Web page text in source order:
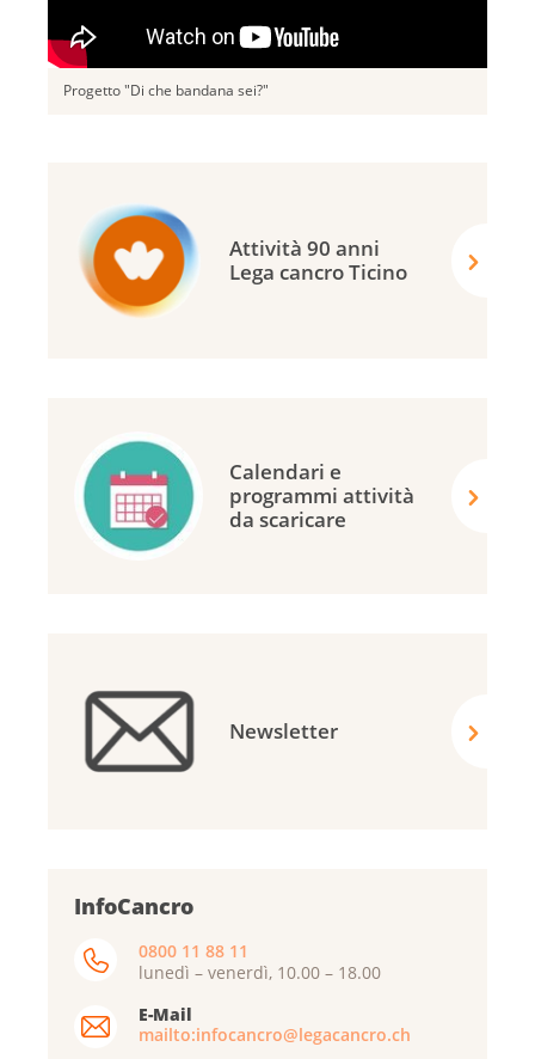
Progetto "Di che bandana sei?"
Attività 90 anni
Lega cancro Ticino
Calendari e
programmi attività
da scaricare
Newsletter
InfoCancro
0800 11 88 11
lunedì – venerdì, 10.00 – 18.00
E-Mail
mailto:infocancro@legacancro.ch